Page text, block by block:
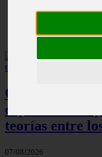
One Piece: el
capítulo 1190
teorías entre
07/08/2026